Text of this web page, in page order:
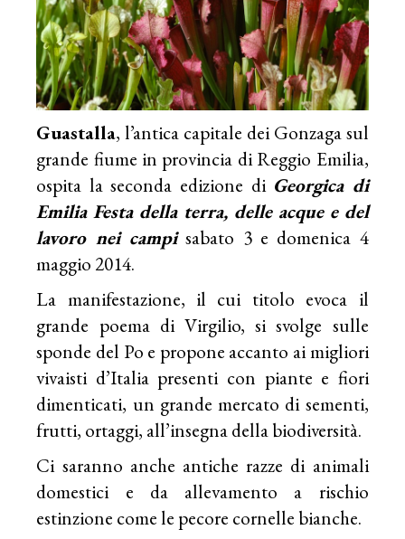
Guastalla, l’antica capitale dei Gonzaga sul
grande fiume in provincia di Reggio Emilia,
ospita la seconda edizione di Georgica di
Emilia Festa della terra, delle acque e del
lavoro nei campisabato 3 e domenica 4
maggio 2014.
La manifestazione, il cui titolo evoca il
grande poema di Virgilio, si svolge sulle
sponde del Po e propone accanto ai migliori
vivaisti d’Italia presenti con piante e fiori
dimenticati, un grande mercato di sementi,
frutti, ortaggi, all’insegna della biodiversità.
Ci saranno anche antiche razze di animali
domestici e da allevamento a rischio
estinzione come le pecore cornelle bianche.